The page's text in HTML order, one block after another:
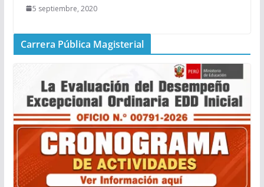
5 septiembre, 2020
Carrera Pública Magisterial